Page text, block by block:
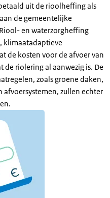
uit de rioolheffing als
de gemeentelijke
en waterzorgheffing
klimaatadaptieve
de kosten voor de afvoer van
riolering al aanwezig is. De
zoals groene daken,
afvoersystemen, zullen echter